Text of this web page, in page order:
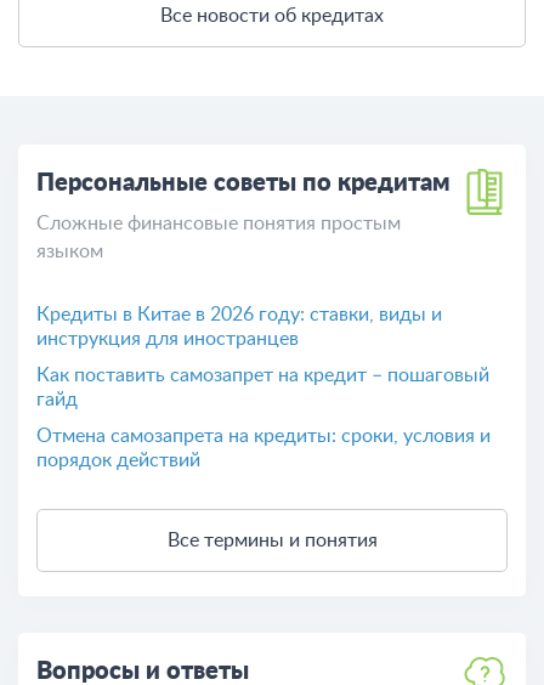
Все новости об кредитах
Персональные советы по кредитам
Сложные финансовые понятия простым
языком
Кредиты в Китае в 2026 году: ставки, виды и
инструкция для иностранцев
Как поставить самозапрет на кредит – пошаговый
гайд
Отмена самозапрета на кредиты: сроки, условия и
порядок действий
Все термины и понятия
Вопросы и ответы